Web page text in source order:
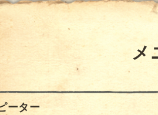
メ
ピーター 「顔